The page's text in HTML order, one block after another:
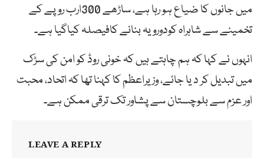
میں جانوں کا ضیاع ہو رہا ہے، ساڑھے 300ارب روپے کے
تخمینے سے شاہراہ کودورویہ بنانے کافیصلہ کیاگیا ہے۔
انہوں نے کہا کہ ہم چاہتے ہیں کہ خونی روڈ کو امن کی سڑک
میں تبدیل کر د یا جائے، وزیراعظم کا کہنا تھا کہ اتحاد، محبت
اور عزم سے بلوچستان سے پشاور تک ترقی ممکن ہے۔
LEAVE A REPLY